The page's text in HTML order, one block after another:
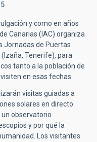
y como en años
Canarias (IAC) organiza
Jornadas de Puertas
Tenerife), para
tanto a la población de
en esas fechas.
visitas guiadas a
solares en directo
observatorio
y por qué la
Los visitantes